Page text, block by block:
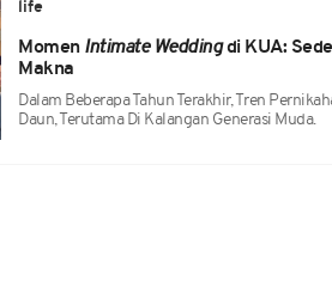
life
Momen Intimate Weddingdi KUA:
Makna
Dalam Beberapa Tahun Terakhir, Tren
Daun, Terutama Di Kalangan Generasi Muda.